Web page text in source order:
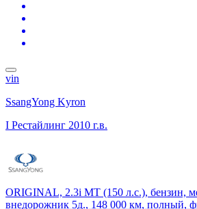
vin
SsangYong Kyron
I Рестайлинг 2010 г.в.
ORIGINAL, 2.3i MT (150 л.с.), бензин,
внедорожник 5д., 148 000 км, полный,